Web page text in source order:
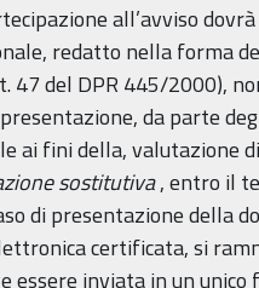
all’avviso
redatto nella forma
del DPR 445/2000),
da parte
ai fini della, valutazione
sostitutiva, entro il
di presentazione della
certificata, si
essere inviata in un unico